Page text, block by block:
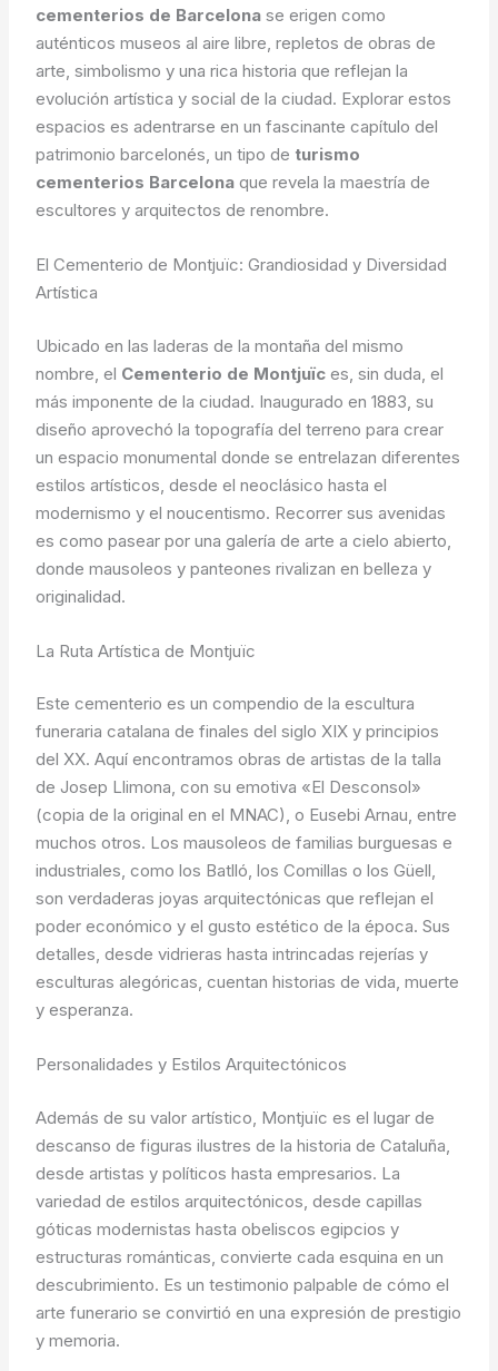
cementerios de Barcelona se erigen como
auténticos museos al aire libre, repletos de obras de
arte, simbolismo y una rica historia que reflejan la
evolución artística y social de la ciudad. Explorar estos
espacios es adentrarse en un fascinante capítulo del
patrimonio barcelonés, un tipo de turismo
cementerios Barcelona que revela la maestría de
escultores y arquitectos de renombre.
El Cementerio de Montjuïc: Grandiosidad y Diversidad
Artística
Ubicado en las laderas de la montaña del mismo
nombre, el Cementerio de Montjuïc es, sin duda, el
más imponente de la ciudad. Inaugurado en 1883, su
diseño aprovechó la topografía del terreno para crear
un espacio monumental donde se entrelazan diferentes
estilos artísticos, desde el neoclásico hasta el
modernismo y el noucentismo. Recorrer sus avenidas
es como pasear por una galería de arte a cielo abierto,
donde mausoleos y panteones rivalizan en belleza y
originalidad.
La Ruta Artística de Montjuïc
Este cementerio es un compendio de la escultura
funeraria catalana de finales del siglo XIX y principios
del XX. Aquí encontramos obras de artistas de la talla
de Josep Llimona, con su emotiva «El Desconsol»
(copia de la original en el MNAC), o Eusebi Arnau, entre
muchos otros. Los mausoleos de familias burguesas e
industriales, como los Batlló, los Comillas o los Güell,
son verdaderas joyas arquitectónicas que reflejan el
poder económico y el gusto estético de la época. Sus
detalles, desde vidrieras hasta intrincadas rejerías y
esculturas alegóricas, cuentan historias de vida, muerte
y esperanza.
Personalidades y Estilos Arquitectónicos
Además de su valor artístico, Montjuïc es el lugar de
descanso de figuras ilustres de la historia de Cataluña,
desde artistas y políticos hasta empresarios. La
variedad de estilos arquitectónicos, desde capillas
góticas modernistas hasta obeliscos egipcios y
estructuras románticas, convierte cada esquina en un
descubrimiento. Es un testimonio palpable de cómo el
arte funerario se convirtió en una expresión de prestigio
y memoria.